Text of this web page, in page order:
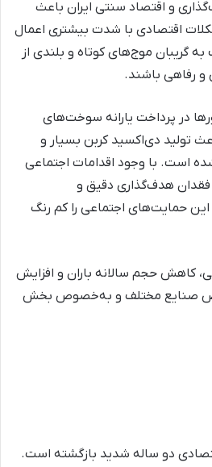
و اقتصاد سنتی ایران باعث
اقتصادی با شدت بیشتری اعمال
گریبان موج‌های کوتاه و بلندی از
رفاهی باشند.
در پرداخت یارانه سوخت‌های
تولید دی‌اکسید کربن بسیار و
است. با وجود اقدامات اجتماعی
هدف‌گذاری دقیق و
حمایت‌های اجتماعی را کم‌ رنگ
کاهش حجم سالانه باران و افزایش
صنایع مختلف و به‌خصوص بخش
دو ساله شدید بازگشته است.